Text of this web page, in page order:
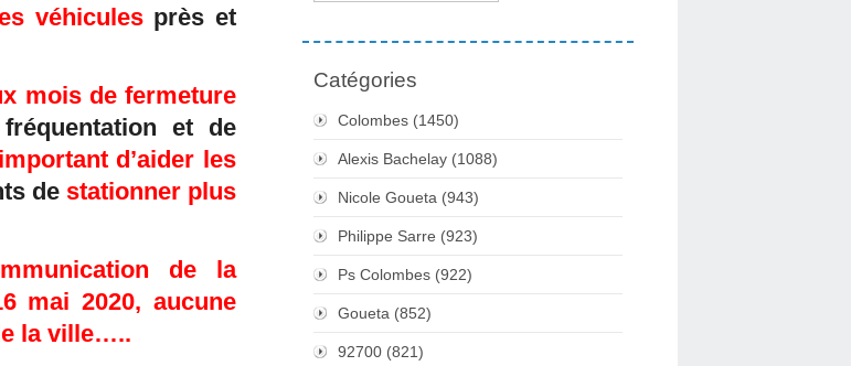
véhicules près et
mois de fermeture
et de
d’aider les
de stationner plus
de la
mai 2020, aucune
la ville…..
Catégories
Colombes (1450)
Alexis Bachelay (1088)
Nicole Goueta (943)
Philippe Sarre (923)
Ps Colombes (922)
Goueta (852)
92700 (821)